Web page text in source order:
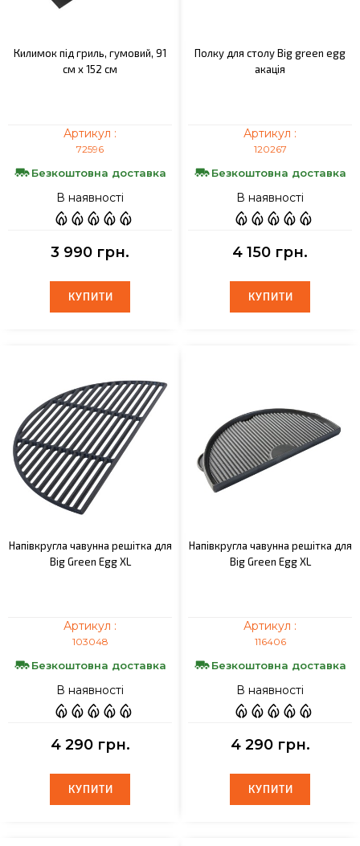
Килимок під гриль, гумовий, 91
см х 152 см
Артикул :
72596
Безкоштовна доставка
В наявності
3 990 грн.
КУПИТИ
КУПИТИ
Полку для столу Big green egg
акація
Артикул :
120267
Безкоштовна доставка
В наявності
4 150 грн.
КУПИТИ
КУПИТИ
Напівкругла чавунна решітка для
Big Green Egg XL
Артикул :
103048
Безкоштовна доставка
В наявності
4 290 грн.
КУПИТИ
КУПИТИ
Напівкругла чавунна решітка для
Big Green Egg XL
Артикул :
116406
Безкоштовна доставка
В наявності
4 290 грн.
КУПИТИ
КУПИТИ